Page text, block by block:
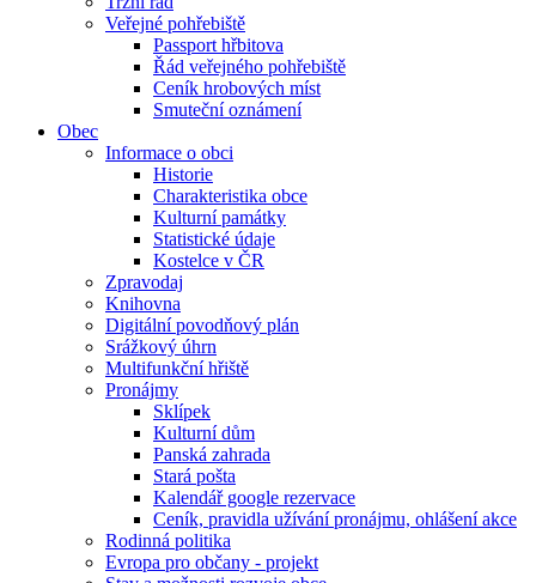
Veřejné pohřebiště
Passport hřbitova
Řád veřejného pohřebiště
Ceník hrobových míst
Smuteční oznámení
Obec
Informace o obci
Historie
Charakteristika obce
Kulturní památky
Statistické údaje
Kostelce v ČR
Zpravodaj
Knihovna
Digitální povodňový plán
Srážkový úhrn
Multifunkční hřiště
Pronájmy
Sklípek
Kulturní dům
Panská zahrada
Stará pošta
Kalendář google rezervace
Ceník, pravidla užívání pronájmu, ohlášení akce
Rodinná politika
Evropa pro občany - projekt